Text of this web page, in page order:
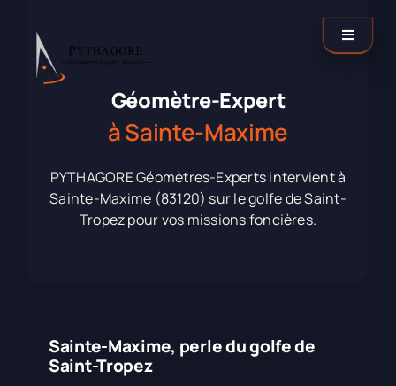
contenu
Toggle
Contactez-nous !
Géomètre-Expert
à Sainte-Maxime
PYTHAGORE Géomètres-Experts intervient à
Sainte-Maxime (83120) sur le golfe de Saint-
Tropez pour vos missions foncières.
Sainte-Maxime, perle du golfe de
Saint-Tropez